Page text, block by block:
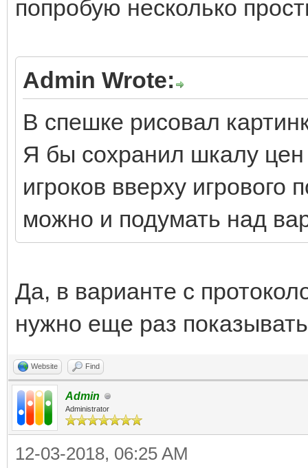
попробую несколько
Admin Wrote:
В спешке рисовал
Я бы сохранил шкалу цен
игроков вверху игрового
можно и подумать над
Да, в варианте с
нужно еще раз
Website Find
Admin
Administrator
12-03-2018, 06:25 AM